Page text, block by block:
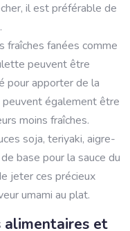
il est préférable de
fraîches fanées comme
peuvent être
pour apporter de la
également être
moins fraîches.
soja, teriyaki, aigre-
base pour la sauce du
jeter ces précieux
umami au plat.
et